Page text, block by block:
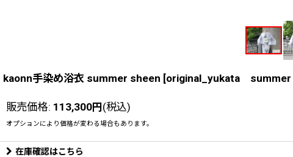
kaonn手染め浴衣 summer sheen [original_yukata summer
販売価格: 113,300円(税込)
オプションにより価格が変わる場合もあります。
在庫確認はこちら